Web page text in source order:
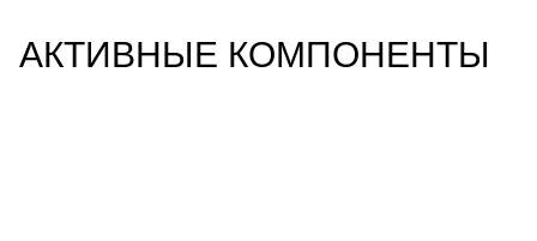
АКТИВНЫЕ КОМПОНЕНТЫ